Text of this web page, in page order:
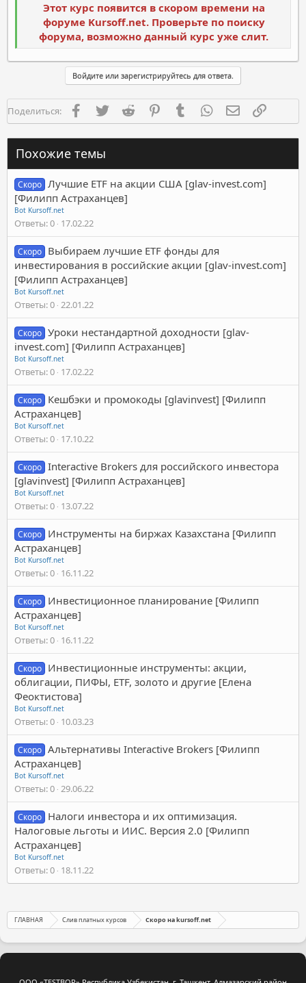
Этот курс появится в скором времени на
форуме Kursoff.net. Проверьте по поиску
форума, возможно данный курс уже слит.
Войдите или зарегистрируйтесь для ответа.
Поделиться: FacebookTwitter Reddit PinterestTumblr WhatsAppЭлектронная
Похожие темы
Скоро Лучшие ETF на акции США [glav-invest.com]
[Филипп Астраханцев]
Bot Kursoff.net
Ответы 0 17.02.22
Скоро Выбираем лучшие ETF фонды для
инвестирования в российские акции [glav-invest.com]
[Филипп Астраханцев]
Bot Kursoff.net
Ответы 0 22.01.22
Скоро Уроки нестандартной доходности [glav-
invest.com] [Филипп Астраханцев]
Bot Kursoff.net
Ответы 0 17.02.22
Скоро Кешбэки и промокоды [glavinvest] [Филипп
Астраханцев]
Bot Kursoff.net
Ответы 0 17.10.22
Скоро Interactive Brokers для российского инвестора
[glavinvest] [Филипп Астраханцев]
Bot Kursoff.net
Ответы 0 13.07.22
Скоро Инструменты на биржах Казахстана [Филипп
Астраханцев]
Bot Kursoff.net
Ответы 0 16.11.22
Скоро Инвестиционное планирование [Филипп
Астраханцев]
Bot Kursoff.net
Ответы 0 16.11.22
Скоро Инвестиционные инструменты: акции,
облигации, ПИФЫ, ETF, золото и другие [Елена
Феоктистова]
Bot Kursoff.net
Ответы 0 10.03.23
Скоро Альтернативы Interactive Brokers [Филипп
Астраханцев]
Bot Kursoff.net
Ответы 0 29.06.22
Скоро Налоги инвестора и их оптимизация.
Налоговые льготы и ИИС. Версия 2.0 [Филипп
Астраханцев]
Bot Kursoff.net
Ответы 0 18.11.22
ГЛАВНАЯ Слив платных курсов Скоро на kursoff.net